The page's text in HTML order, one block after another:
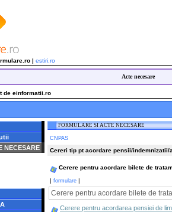
| estiri.ro
Acte necesare
de einformatii.ro
NECESARE
public_html/navigare/stanga.php
FORMULARE SI ACTE NECESARE
CNPAS
Cereri tip pt acordare pensii/indemnizatii/
Cerere pentru acordare bilete de
| formulare |
Cerere pentru acordare bilete de
Cerere pentru acordarea pensiei de